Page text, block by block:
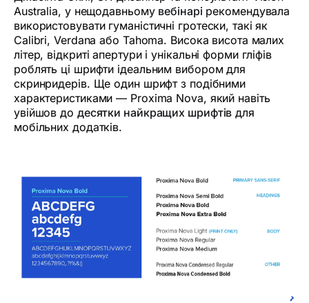
Australia, у нещодавньому вебінарі рекомендувала
використовувати гуманістичні гротески, такі як
Calibri, Verdana або Tahoma. Висока висота малих
літер, відкриті апертури і унікальні форми гліфів
роблять ці шрифти ідеальним вибором для
скринридерів. Ще один шрифт з подібними
характеристиками — Proxima Nova, який навіть
увійшов до десятки найкращих шрифтів для
мобільних додатків.